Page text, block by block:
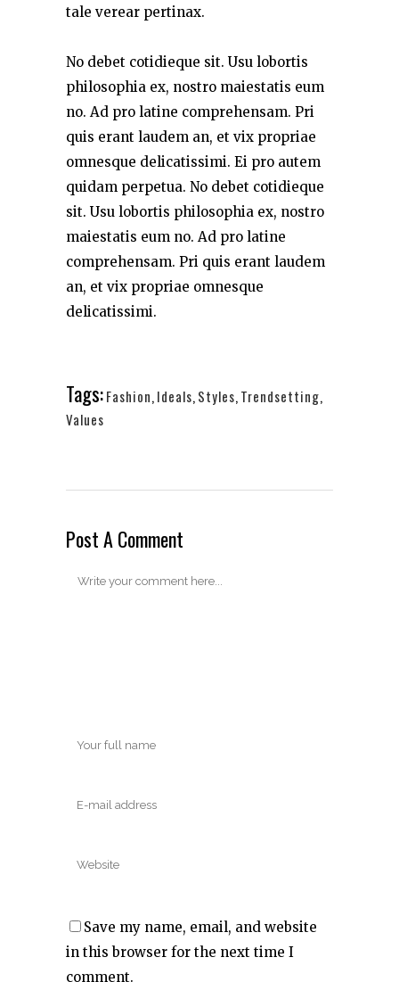
tale verear pertinax.
No debet cotidieque sit. Usu lobortis
philosophia ex, nostro maiestatis eum
no. Ad pro latine comprehensam. Pri
quis erant laudem an, et vix propriae
omnesque delicatissimi. Ei pro autem
quidam perpetua. No debet cotidieque
sit. Usu lobortis philosophia ex, nostro
maiestatis eum no. Ad pro latine
comprehensam. Pri quis erant laudem
an, et vix propriae omnesque
delicatissimi.
Tags:Fashion,Ideals,Styles,Trendsetting,
Values
Post A Comment
Save my name, email, and website
in this browser for the next time I
comment.